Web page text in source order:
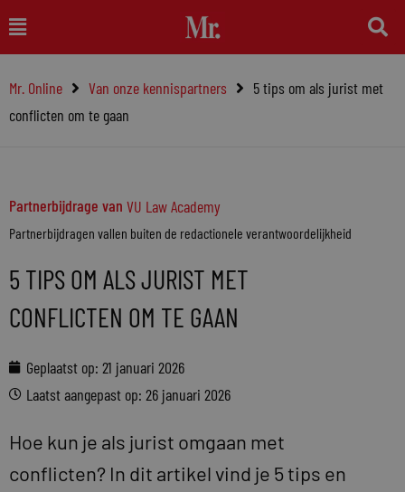
naar
inhoud
Main
Menu
Mr. Online Van onze kennispartners
5 tips om als jurist met
conflicten om te gaan
Partnerbijdrage van VU Law Academy
Partnerbijdragen vallen buiten de redactionele verantwoordelijkheid
5 TIPS OM ALS JURIST MET
CONFLICTEN OM TE GAAN
Geplaatst op: 21 januari 2026
Laatst aangepast op: 26 januari 2026
Hoe kun je als jurist omgaan met
conflicten? In dit artikel vind je 5 tips en